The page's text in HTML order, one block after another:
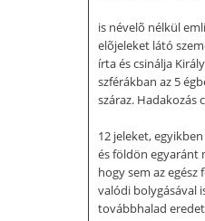
is névelõ nélkül
elõjeleket látó
írta és csinálja
szférákban az 5
száraz. Hadakozás
12 jeleket,
és földön egyaránt
hogy sem az egész
valódi bolygásával
továbbhalad